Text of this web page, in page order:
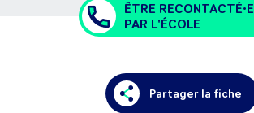
ÊTRE RECONTACTÉ•E
PAR L'ÉCOLE
Partager la fiche